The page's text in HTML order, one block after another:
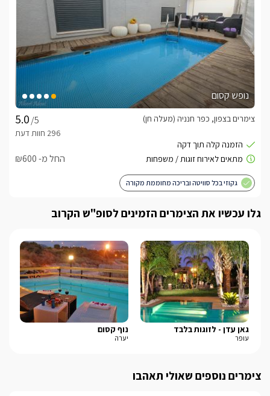
נופש קסום
/5
צימרים בצפון, כפר חנניה (מעלה חן)
החל מ- ₪600
גקוזי בכל סוויטה ובריכה מחוממת מקורה
גלו עכשיו את הצימרים הזמינים לסופ"ש הקרוב
גאן עדן - לזוגות בלבד
עופר
נוף קסום
יערה
צימרים נוספים שאולי תאהבו